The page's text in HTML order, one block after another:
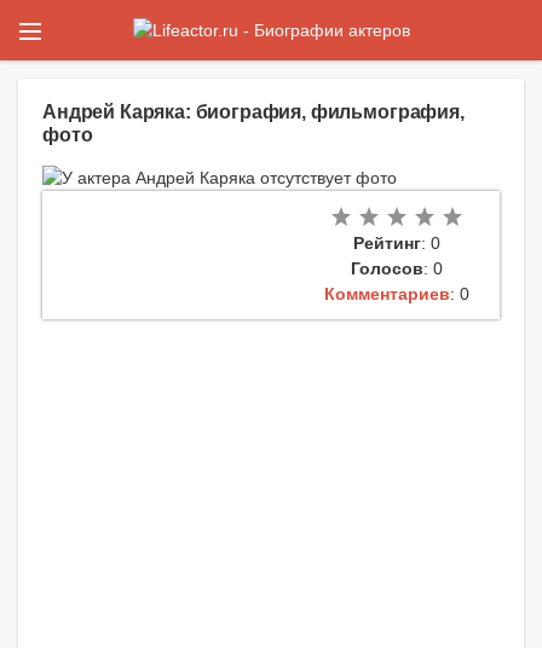
Андрей Каряка: биография, фильмография,
фото
Рейтинг: 0
Голосов: 0
Комментариев: 0